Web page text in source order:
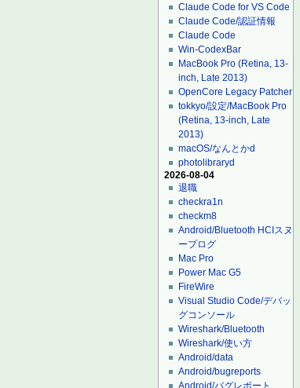
Claude Code for VS Code
Claude Code/認証情報
Claude Code
Win-CodexBar
MacBook Pro (Retina, 13-
inch, Late 2013)
OpenCore Legacy Patcher
tokkyo/設定/MacBook Pro
(Retina, 13-inch, Late
2013)
macOS/なんとかd
photolibraryd
2026-08-04
退職
checkra1n
checkm8
Android/Bluetooth HCIスヌ
ープログ
Mac Pro
Power Mac G5
FireWire
Visual Studio Code/デバッ
グコンソール
Wireshark/Bluetooth
Wireshark/使い方
Android/data
Android/bugreports